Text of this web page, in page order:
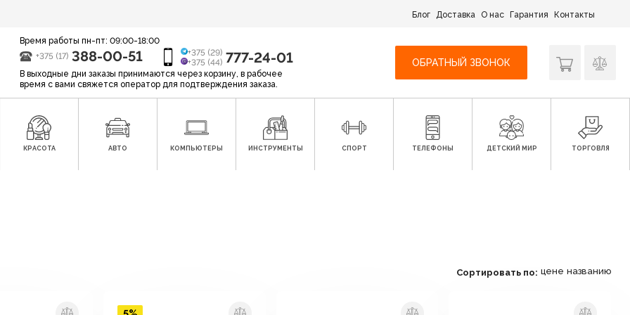
Блог Доставка О нас Гарантия Контакты
Время работы пн-пт: 09:00-18:00
+375 (17) 388-00-51
+375 (29)
+375 (44) 777-24-01
В выходные дни заказы принимаются через корзину, в рабочее
время с вами свяжется оператор для подтверждения заказа.
ОБРАТНЫЙ ЗВОНОК
КРАСОТА АВТО КОМПЬЮТЕРЫ ИНСТРУМЕНТЫ СПОРТ ТЕЛЕФОНЫ ДЕТСКИЙ МИР ТОРГОВЛЯ
Сортировать по: цене названию